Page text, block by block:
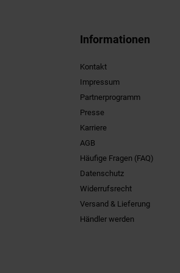
Informationen
Kontakt
Impressum
Partnerprogramm
Presse
Karriere
AGB
Häufige Fragen (FAQ)
Datenschutz
Widerrufsrecht
Versand & Lieferung
Händler werden